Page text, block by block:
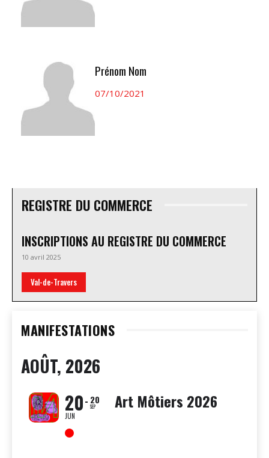
Prénom Nom
07/10/2021
REGISTRE DU COMMERCE
INSCRIPTIONS AU REGISTRE DU COMMERCE
10 avril 2025
Val-de-Travers
MANIFESTATIONS
AOÛT, 2026
20
JUN
20
SEP Art Môtiers 2026